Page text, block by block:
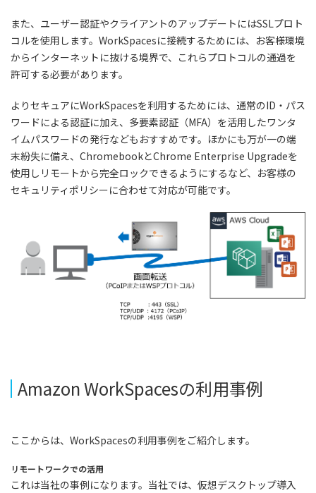
また、ユーザー認証やクライアントのアップデートにはSSLプロト
コルを使用します。WorkSpacesに接続するためには、お客様環境
からインターネットに抜ける境界で、これらプロトコルの通過を
許可する必要があります。
よりセキュアにWorkSpacesを利用するためには、通常のID・パス
ワードによる認証に加え、多要素認証（MFA）を活用したワンタ
イムパスワードの発行などもおすすめです。ほかにも万が一の端
末紛失に備え、ChromebookとChrome Enterprise Upgradeを
使用しリモートから完全ロックできるようにするなど、お客様の
セキュリティポリシーに合わせて対応が可能です。
Amazon WorkSpacesの利用事例
ここからは、WorkSpacesの利用事例をご紹介します。
リモートワークでの活用
これは当社の事例になります。当社では、仮想デスクトップ導入